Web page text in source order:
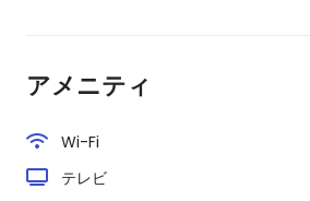
アメニティ
Wi-Fi
テレビ